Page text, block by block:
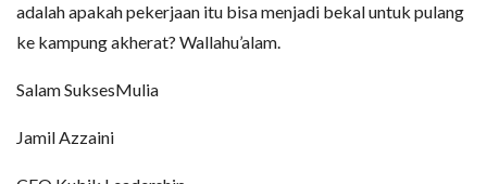
adalah apakah pekerjaan itu bisa menjadi bekal untuk pulang
ke kampung akherat? Wallahu’alam.
Salam SuksesMulia
Jamil Azzaini